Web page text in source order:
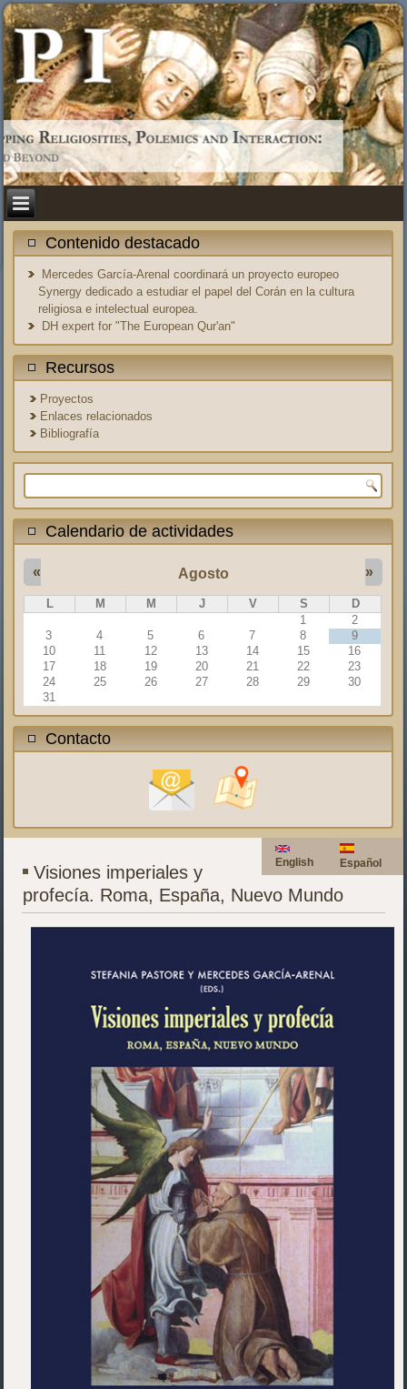
Contenido destacado
Mercedes García-Arenal coordinará un proyecto europeo
Synergy dedicado a estudiar el papel del Corán en la cultura
religiosa e intelectual europea.
DH expert for "The European Qur'an"
Recursos
Proyectos
Enlaces relacionados
Bibliografía
Formulario de búsqueda
Calendario de actividades
Agosto
« »
L M M J V S
D
1
2
3
4 5 6 7 8
9
10
11 12 13 14 15
16
17
18 19 20 21 22
23
24
25 26 27 28 29
30
31
Contacto
Español
English
Visiones imperiales y
profecía. Roma, España, Nuevo Mundo